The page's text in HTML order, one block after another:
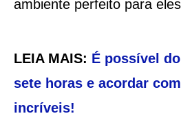
ambiente perfeito para
LEIA MAIS: É possível
sete horas e acordar
incríveis!